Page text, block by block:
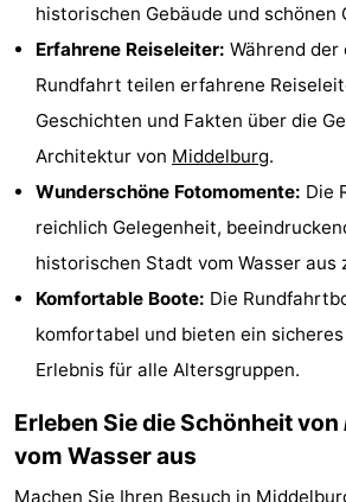
Indoor-
-
Minigolfplätze
Wellness-
Städte
Führungen
historischen Gebäude und schönen
Erfahrene Reiseleiter: Während
Rundfahrt teilen erfahrene
Geschichten und Fakten über die
Architektur von Middelburg.
Wunderschöne Fotomomente: Die
reichlich Gelegenheit,
historischen Stadt vom Wasser aus
Komfortable Boote: Die
komfortabel und bieten ein
Erlebnis für alle Altersgruppen.
Erleben Sie die Schönheit von
vom Wasser aus
Machen Sie Ihren Besuch in